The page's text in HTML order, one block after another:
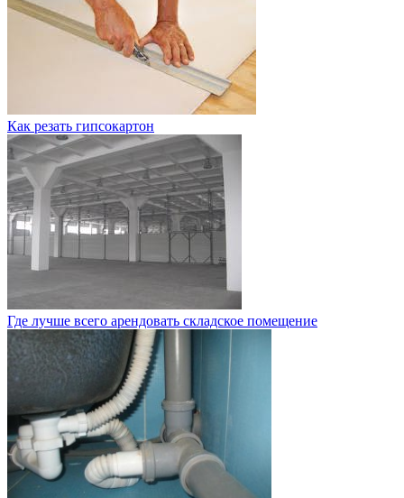
Как резать гипсокартон
Где лучше всего арендовать складское помещение